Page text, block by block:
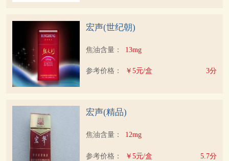
宏声(世纪朝)
焦油含量： 13mg
参考价格： ￥5元/盒 3分
宏声(精品)
焦油含量： 12mg
参考价格： ￥5元/盒 5.7分